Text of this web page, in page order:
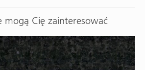
mogą Cię zainteresować